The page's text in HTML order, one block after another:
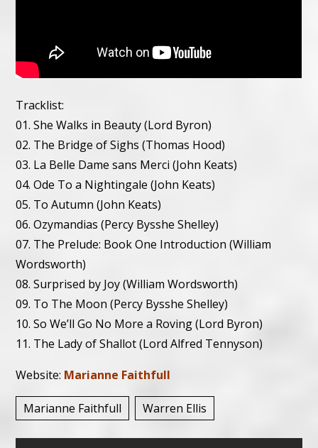
Tracklist:
01. She Walks in Beauty (Lord Byron)
02. The Bridge of Sighs (Thomas Hood)
03. La Belle Dame sans Merci (John Keats)
04. Ode To a Nightingale (John Keats)
05. To Autumn (John Keats)
06. Ozymandias (Percy Bysshe Shelley)
07. The Prelude: Book One Introduction (William
Wordsworth)
08. Surprised by Joy (William Wordsworth)
09. To The Moon (Percy Bysshe Shelley)
10. So We’ll Go No More a Roving (Lord Byron)
11. The Lady of Shallot (Lord Alfred Tennyson)
Website: Marianne Faithfull
Marianne Faithfull Warren Ellis